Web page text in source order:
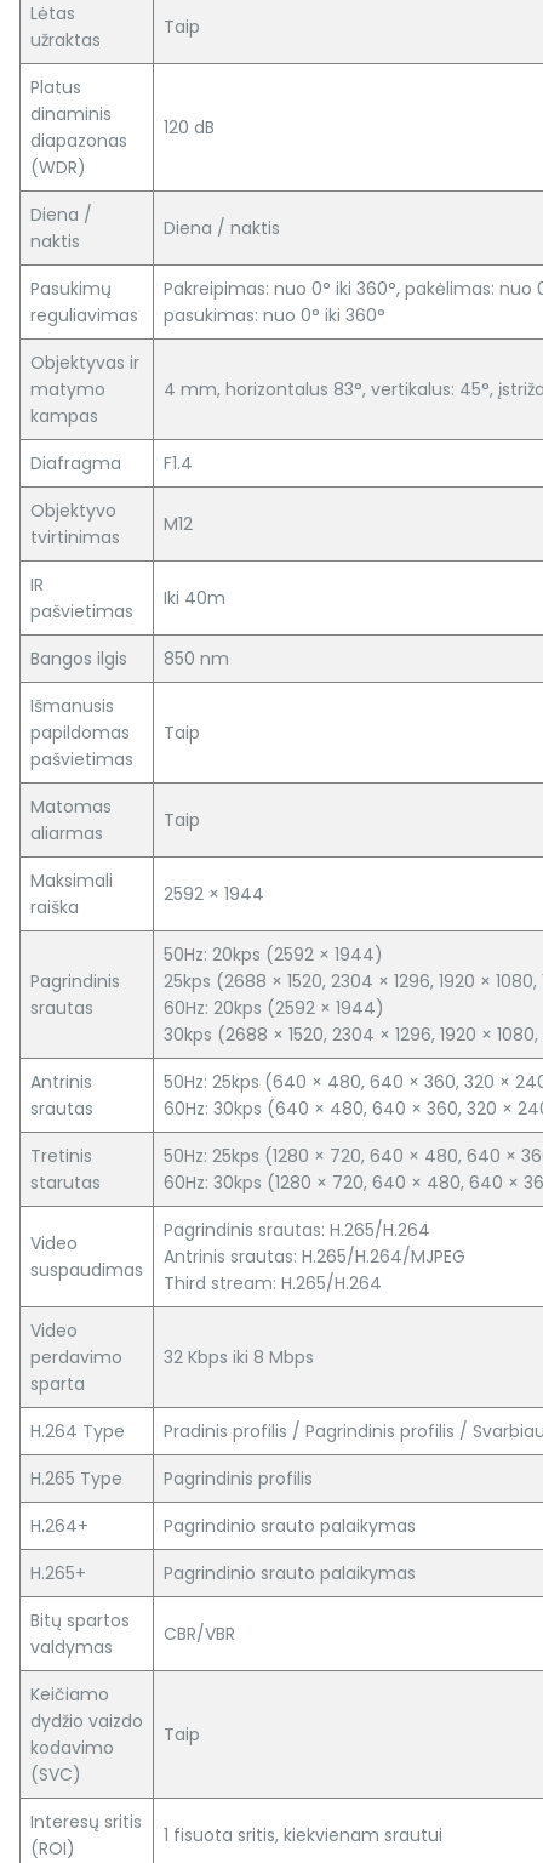
Lėtas
užraktas
Taip
Platus
dinaminis
diapazonas
(WDR)
120 dB
Diena /
naktis
Diena / naktis
Pasukimų
reguliavimas
Pakreipimas: nuo 0° iki 360°, pakėlimas: nuo
pasukimas: nuo 0° iki 360°
Objektyvas ir
matymo
kampas
4 mm, horizontalus 83°, vertikalus: 45°,
Diafragma
F1.4
Objektyvo
tvirtinimas
M12
IR
pašvietimas
Iki 40m
Bangos ilgis
850 nm
Išmanusis
papildomas
pašvietimas
Taip
Matomas
aliarmas
Taip
Maksimali
raiška
2592 × 1944
Pagrindinis
srautas
50Hz: 20kps (2592 × 1944)
25kps (2688 × 1520, 2304 × 1296, 1920 ×
60Hz: 20kps (2592 × 1944)
30kps (2688 × 1520, 2304 × 1296, 1920 ×
Antrinis
srautas
50Hz: 25kps (640 × 480, 640 × 360, 320 ×
60Hz: 30kps (640 × 480, 640 × 360, 320 ×
Tretinis
starutas
50Hz: 25kps (1280 × 720, 640 × 480, 640 ×
60Hz: 30kps (1280 × 720, 640 × 480, 640 ×
Video
suspaudimas
Pagrindinis srautas: H.265/H.264
Antrinis srautas: H.265/H.264/MJPEG
Third stream: H.265/H.264
Video
perdavimo
sparta
32 Kbps iki 8 Mbps
H.264 Type
Pradinis profilis / Pagrindinis profilis /
H.265 Type
Pagrindinis profilis
H.264+
Pagrindinio srauto palaikymas
H.265+
Pagrindinio srauto palaikymas
Bitų spartos
valdymas
CBR/VBR
Keičiamo
dydžio vaizdo
kodavimo
(SVC)
Taip
Interesų sritis
(ROI)
1 fisuota sritis, kiekvienam srautui